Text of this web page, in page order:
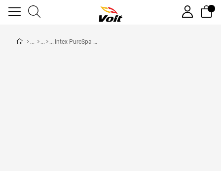
Intex PureSpa Delux 4 Kişilik Şişme Masaj Havuzu SPA 140 Jetli 795 lt Kapasiteli